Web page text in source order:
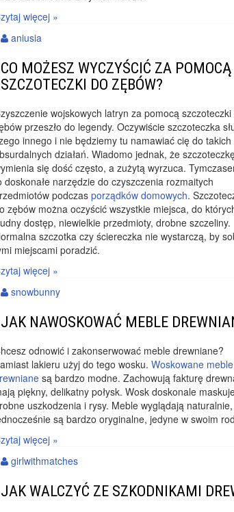
więcej »
aniusia
CO MOŻESZ WYCZYŚCIĆ ZA POMOCĄ
SZCZOTECZKI DO ZĘBÓW?
wojskowych latryn za pomocą szczoteczki
przeszło do legendy. Oczywiście szczoteczka
innego i nie będziemy tu namawiać cię do takich
działań. Wiadomo jednak, że
się dość często, a zużytą wyrzuca.
doskonałe narzędzie do czyszczenia rozmaitych
podczasporządków domowych.
zębów można oczyścić wszystkie miejsca, do
dostęp, niewielkie przedmioty, drobne szczeliny.
szczotka czy ściereczka nie wystarczą, by
miejscami poradzić.
więcej »
snowbunny
JAK NAWOSKOWAĆ MEBLE
odnowić i zakonserwować meble drewniane?
lakieru użyj do tego wosku.Woskowane meble
są bardzo modne. Zachowują fakturę
piękny, delikatny połysk. Wosk doskonale
uszkodzenia i rysy. Meble wyglądają
są bardzo oryginalne, jedyne w swoim
więcej »
girlwithmatches
JAK WALCZYĆ ZE SZKODNIKAMI